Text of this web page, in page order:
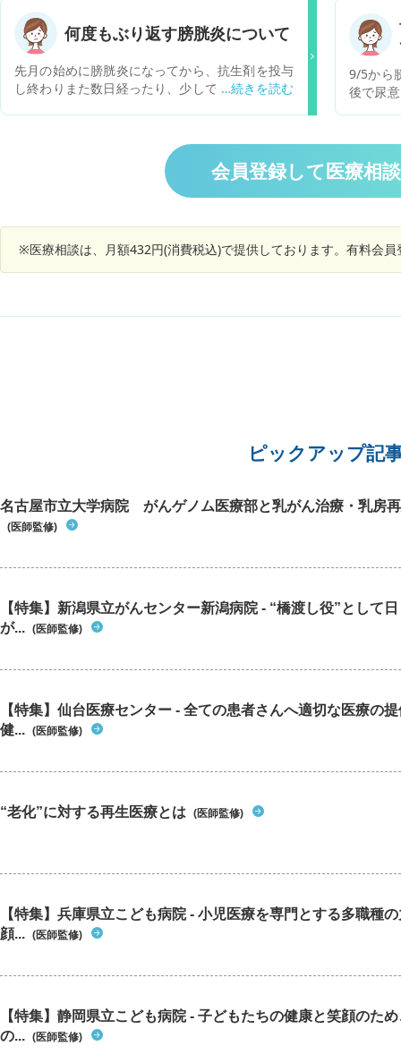
変わったりするんですが これは何かの病気です
か？ 心配性なので調べると腹部動脈瘤て出てきて
とても不安です 病院に行きたいですが子供が濃厚
接触者なので すぐには行けません その間に破裂
しないか不安でたまりません 20代女子でも大動
脈瘤になることありますか？ ちなみにタバコは吸
わないしお酒全く飲みません
痛いです。 それ以外にはトイレが
したが
血もして
何度もぶり返す膀胱炎について
先月の始めに膀胱炎になってから、抗生剤を投与
し終わりまた数日経ったり、少しでも尿を我慢す
も膀胱炎になったりはしませんでした。 もう、何
度も何度も通院し抗生剤を飲み続けるのは嫌で
す。 何か良い方法はないのでしょうか？
9/5から
後で尿
ら)が続いている。
与。 改
投与。
(異常な
症状再
検査(結
会員登録して医療相
※医療相談は、月額432円(消費税込)で提供しております。有料会
ピックアップ記
名古屋市立大学病院 がんゲノム医療部と乳がん治療・乳房
(医師監修)
【特集】新潟県立がんセンター新潟病院 - “橋渡し役”として
が... (医師監修)
【特集】仙台医療センター - 全ての患者さんへ適切な医療の
健... (医師監修)
“老化”に対する再生医療とは (医師監修)
【特集】兵庫県立こども病院 - 小児医療を専門とする多職種
顔... (医師監修)
【特集】静岡県立こども病院 - 子どもたちの健康と笑顔のた
の... (医師監修)